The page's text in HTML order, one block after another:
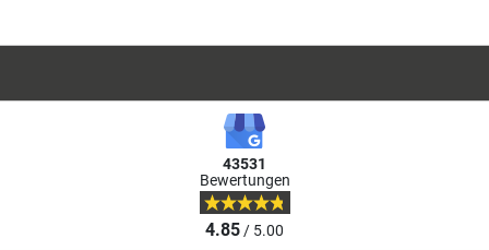
43531
Bewertungen
4.85/ 5.00